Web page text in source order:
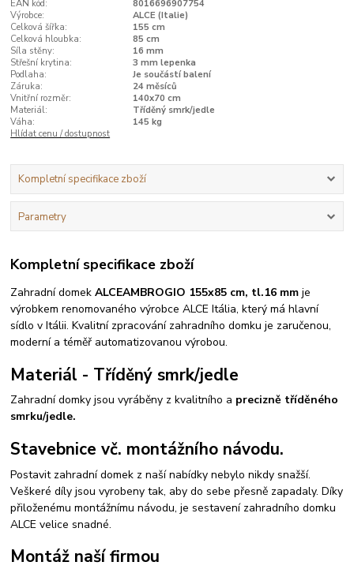
EAN kód:
8016696907754
Výrobce:
ALCE (Italie)
Celková šířka:
155 cm
Celková hloubka:
85 cm
Síla stěny:
16 mm
Střešní krytina:
3 mm lepenka
Podlaha:
Je součástí balení
Záruka:
24 měsíců
Vnitřní rozměr:
140x70 cm
Materiál:
Tříděný smrk/jedle
Váha:
145 kg
Hlídat cenu / dostupnost
Kompletní specifikace zboží
Parametry
Kompletní specifikace zboží
Zahradní domekALCEAMBROGIO 155x85 cm, tl.16 mmje
výrobkem renomovaného výrobce ALCE Itália, který má hlavní
sídlo v Itálii. Kvalitní zpracování zahradního domku je zaručenou,
moderní a téměř automatizovanou výrobou.
Materiál - Tříděný smrk/jedle
Zahradní domky jsou vyráběny z kvalitního a precizně tříděného
smrku/jedle.
Stavebnice vč. montážního návodu.
Postavit zahradní domek z naší nabídky nebylo nikdy snažší.
Veškeré díly jsou vyrobeny tak, aby do sebe přesně zapadaly. Díky
přiloženému montážnímu návodu, je sestavení zahradního domku
ALCE velice snadné.
Montáž naší firmou